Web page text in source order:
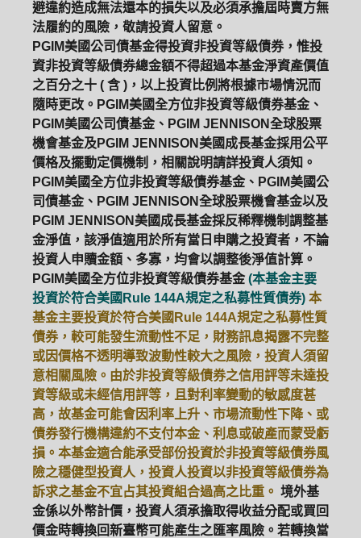
ETF 中國好時平衡
醫療生化 中國品牌 0%手續費
基金申購 策略成長 拉丁美洲
大中華
避違約造成無法還本的損失以及必須承擔屆時賣方無
法履約的風險，敬請投資人留意。
PGIM美國公司債基金得投資非投資等級債券，惟投
資非投資等級債券總金額不得超過本基金淨資產價值
之百分之十 ( 含 )，以上投資比例將根據市場情況而
隨時更改。PGIM美國全方位非投資等級債券基金、
PGIM美國公司債基金、PGIM JENNISON全球股票
機會基金及PGIM JENNISON美國成長基金採用公平
價格及擺動定價機制，相關說明請詳投資人須知。
PGIM美國全方位非投資等級債券基金、PGIM美國公
司債基金、PGIM JENNISON全球股票機會基金以及
PGIM JENNISON美國成長基金採反稀釋機制調整基
金淨值，該淨值適用於所有當日申購之投資者，不論
投資人申贖金額、多寡，均會以調整後淨值計算。
PGIM美國全方位非投資等級債券基金 (本基金主要
投資於符合美國Rule 144A規定之私募性質債券) 本
基金主要投資於符合美國Rule 144A規定之私募性質
債券，較可能發生流動性不足，財務訊息揭露不完整
或因價格不透明導致波動性較大之風險，投資人須留
意相關風險。由於非投資等級債券之信用評等未達投
資等級或未經信用評等，且對利率變動的敏感度甚
高，故基金可能會因利率上升、市場流動性下降、或
債券發行機構違約不支付本金、利息或破產而蒙受虧
損。本基金適合能承受部份投資於非投資等級債券風
險之穩健型投資人，投資人投資以非投資等級債券為
訴求之基金不宜占其投資組合過高之比重。 境外基
金係以外幣計價，投資人須承擔取得收益分配或買回
價金時轉換回新臺幣可能產生之匯率風險。若轉換當